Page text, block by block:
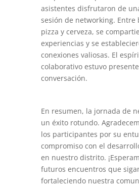
asistentes disfrutaron de
sesión de networking. Entre
pizza y cerveza, se
experiencias y se
conexiones valiosas. El
colaborativo estuvo
conversación.
En resumen, la jornada de
un éxito rotundo.
los participantes por su
compromiso con el
en nuestro distrito.
futuros encuentros que
fortaleciendo nuestra